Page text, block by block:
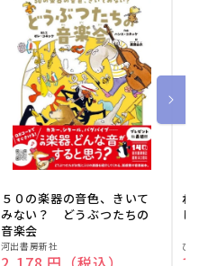
５０の楽器の音色、きいて
みない？ どうぶつたちの
音楽会
販
河出書房新社
ね
販ひ